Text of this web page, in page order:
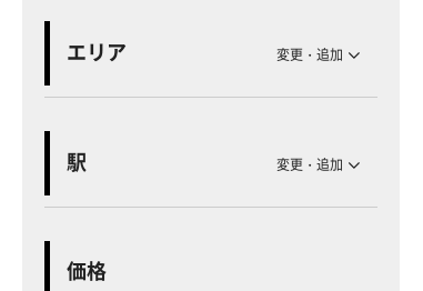
エリア 変更・追加
駅 変更・追加
価格